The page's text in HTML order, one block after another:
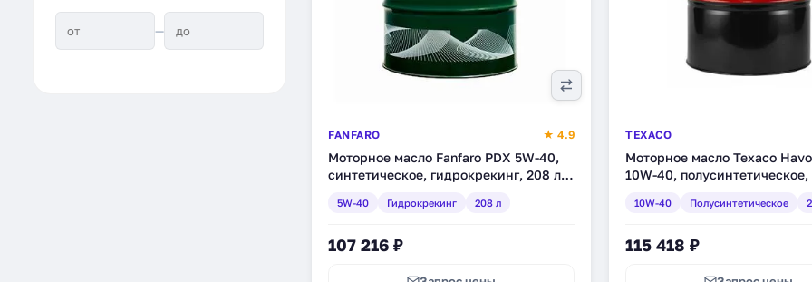
—
FANFARO ★ 4.9
Моторное масло Fanfaro PDX 5W-40,
синтетическое, гидрокрекинг, 208 л
5W-40 Гидрокрекинг 208 л
107 216 ₽
TEXACO
Моторное масло Texaco
10W-40,
10W-40 Полусинтетическое
115 418 ₽